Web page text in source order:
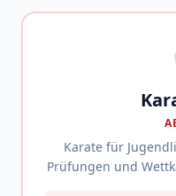
Karate für
Prüfungen und